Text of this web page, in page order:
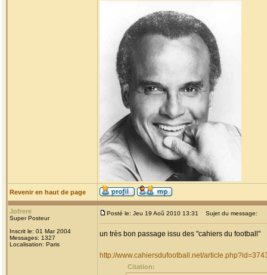
Revenir en haut de page
Jofrere
Super Posteur
Inscrit le: 01 Mar 2004
Messages: 1327
Localisation: Paris
Posté le: Jeu 19 Aoû 2010 13:31 Sujet du message:
un très bon passage issu des "cahiers du football"
http://www.cahiersdufootball.net/
Citation: